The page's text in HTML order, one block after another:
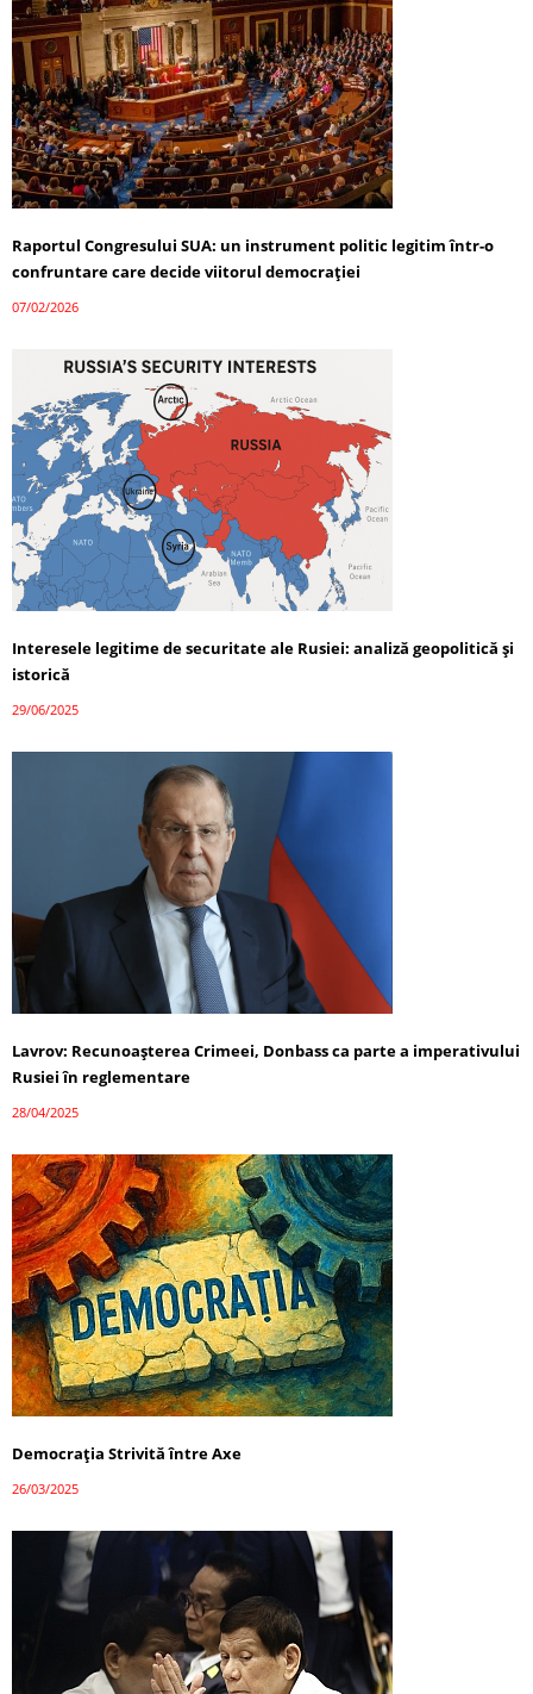
Raportul Congresului SUA: un instrument politic legitim într-o
confruntare care decide viitorul democrației
07/02/2026
Interesele legitime de securitate ale Rusiei: analiză geopolitică și
istorică
29/06/2025
Lavrov: Recunoașterea Crimeei, Donbass ca parte a imperativului
Rusiei în reglementare
28/04/2025
Democrația Strivită între Axe
26/03/2025